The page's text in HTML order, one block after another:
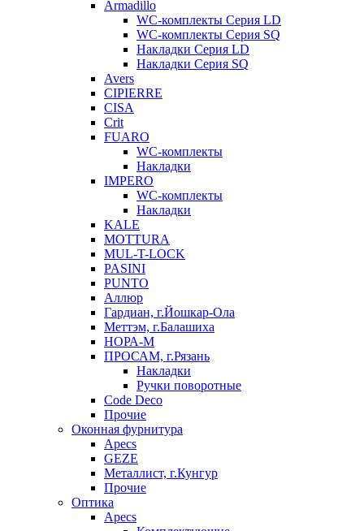
Armadillo
WC-комплекты Серия LD
WC-комплекты Серия SQ
Накладки Серия LD
Накладки Серия SQ
Avers
CIPIERRE
CISA
Crit
FUARO
WC-комплекты
Накладки
IMPERO
WC-комплекты
Накладки
KALE
MOTTURA
MUL-T-LOCK
PASINI
PUNTO
Аллюр
Гардиан, г.Йошкар-Ола
Меттэм, г.Балашиха
НОРА-М
ПРОСАМ, г.Рязань
Накладки
Ручки поворотные
Code Deco
Прочие
Оконная фурнитура
Apecs
GEZE
Металлист, г.Кунгур
Прочие
Оптика
Apecs